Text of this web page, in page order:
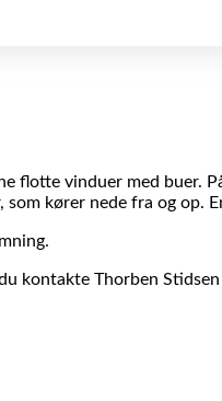
flotte vinduer med
kører nede fra og
kontakte Thorben